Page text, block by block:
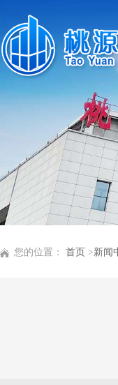
您的位置： 首页 >新闻